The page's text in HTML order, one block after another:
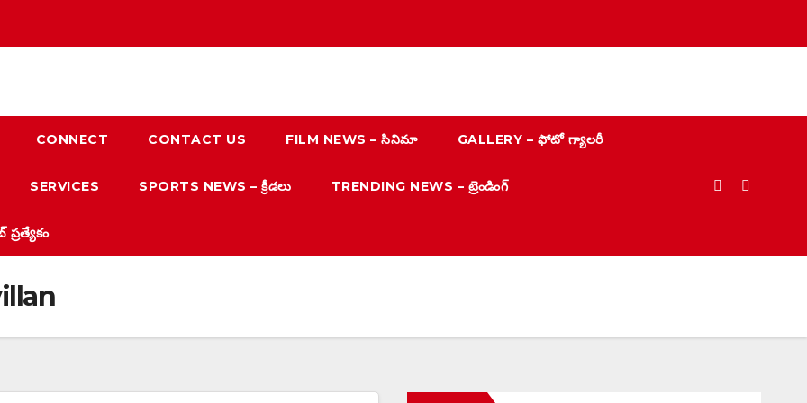
CONNECT CONTACT US FILM NEWS – సినిమా GALLERY – ఫోటో గ్యాలరీ
SERVICES SPORTS NEWS – క్రీడలు TRENDING NEWS – ట్రెండింగ్